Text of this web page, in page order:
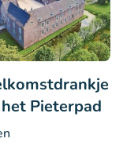
Pieterpad